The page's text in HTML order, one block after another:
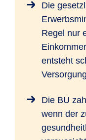
Die
Regel nur
entsteht
Die BU
wenn der